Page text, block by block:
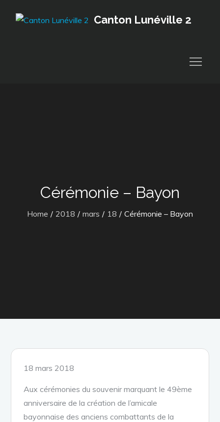
Canton Lunéville 2
Cérémonie – Bayon
Home 2018 mars 18 Cérémonie – Bayon
Posted
18 mars 2018
Aux cérémonies du souvenir marquant le 49ème
anniversaire de la création de l’amicale
bayonnaise des anciens combattants de la